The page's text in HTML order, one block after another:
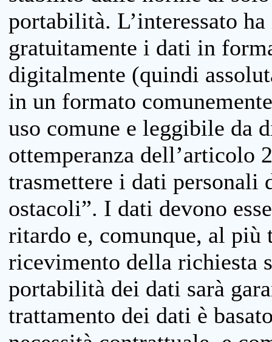
portabilità. L’interessato
gratuitamente i dati in
digitalmente (quindi
in un formato
uso comune e leggibile da
ottemperanza dell’articolo
trasmettere i dati personali
ostacoli”. I dati devono
ritardo e, comunque, al più
ricevimento della richiesta
portabilità dei dati sarà
trattamento dei dati è